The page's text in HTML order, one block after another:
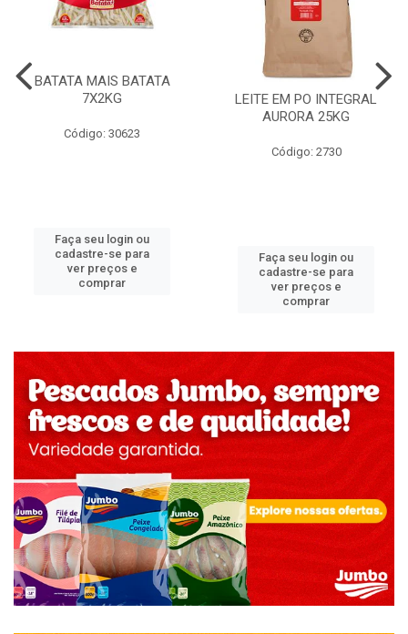
BATATA MAIS BATATA
7X2KG
Código: 30623
Faça seu login ou
cadastre-se para
ver preços e
comprar
LEITE EM PO INTEGRAL
AURORA 25KG
Código: 2730
Faça seu login ou
cadastre-se para
ver preços e
comprar